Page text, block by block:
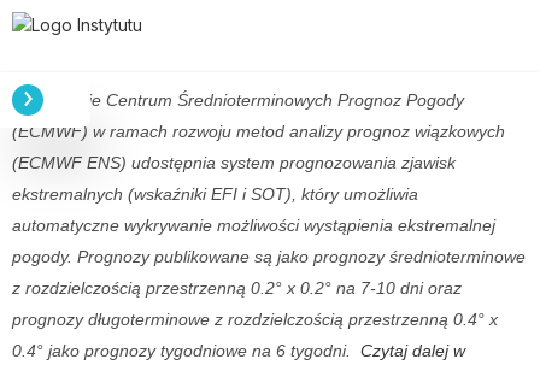
Europejskie Centrum Średnioterminowych Prognoz Pogody
(ECMWF) w ramach rozwoju metod analizy prognoz wiązkowych
(ECMWF ENS) udostępnia system prognozowania zjawisk
ekstremalnych (wskaźniki EFI i SOT), który umożliwia
automatyczne wykrywanie możliwości wystąpienia ekstremalnej
pogody. Prognozy publikowane są jako prognozy średnioterminowe
z rozdzielczością przestrzenną 0.2° x 0.2° na 7-10 dni oraz
prognozy długoterminowe z rozdzielczością przestrzenną 0.4° x
0.4° jako prognozy tygodniowe na 6 tygodni. Czytaj dalej w